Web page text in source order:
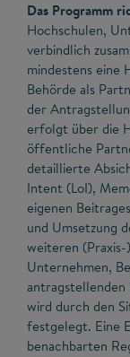
Das Programm
Hochschulen,
verbindlich
mindestens eine
Behörde als
der
erfolgt über die
öffentliche
detaillierte
Intent (LoI),
eigenen
und Umsetzung
weiteren
Unternehmen,
antragstellenden
wird durch den
festgelegt. Eine
benachbarten